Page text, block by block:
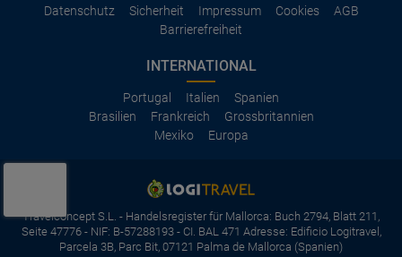
Datenschutz Sicherheit Impressum Cookies
AGB
Barrierefreiheit
INTERNATIONAL
Portugal Italien
Spanien
Brasilien
Frankreich
Grossbritannien
Mexiko
Europa
Travelconcept S.L. - Handelsregister für Mallorca: Buch 2794, Blatt 211,
Seite 47776 - NIF: B-57288193 - CI. BAL 471 Adresse: Edificio Logitravel,
Parcela 3B, Parc Bit, 07121 Palma de Mallorca (Spanien)